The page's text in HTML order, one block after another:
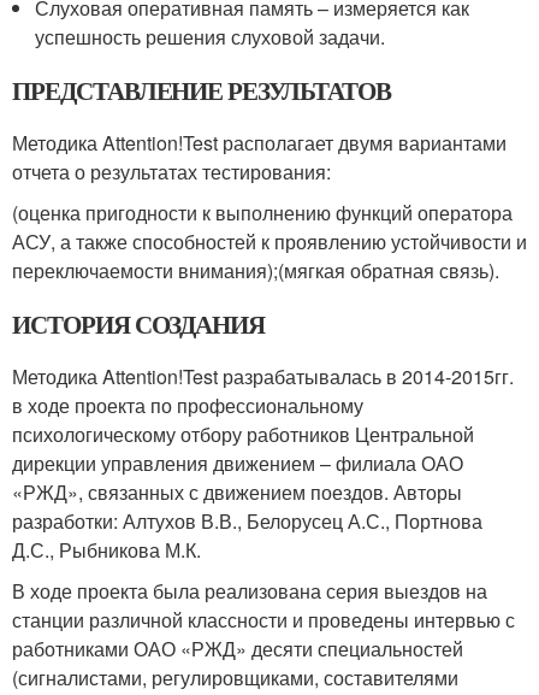
Слуховая оперативная память – измеряется как
успешность решения слуховой задачи.
ПРЕДСТАВЛЕНИЕ РЕЗУЛЬТАТОВ
Методика Attention!Test располагает двумя вариантами
отчета о результатах тестирования:
(оценка пригодности к выполнению функций оператора
АСУ, а также способностей к проявлению устойчивости и
переключаемости внимания);(мягкая обратная связь).
ИСТОРИЯ СОЗДАНИЯ
Методика Attention!Test разрабатывалась в 2014-2015гг.
в ходе проекта по профессиональному
психологическому отбору работников Центральной
дирекции управления движением – филиала ОАО
«РЖД», связанных с движением поездов. Авторы
разработки: Алтухов В.В., Белорусец А.С., Портнова
Д.С., Рыбникова М.К.
В ходе проекта была реализована серия выездов на
станции различной классности и проведены интервью с
работниками ОАО «РЖД» десяти специальностей
(сигналистами, регулировщиками, составителями